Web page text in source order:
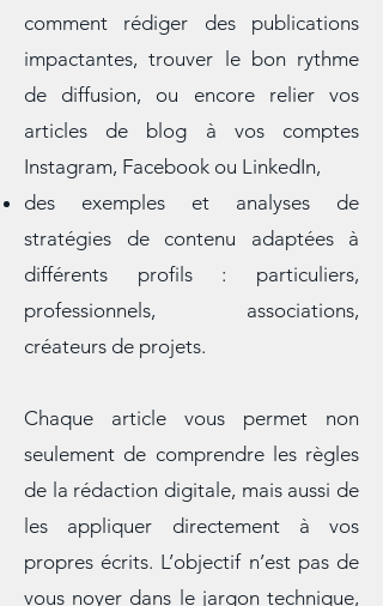
des appels à l’action efficaces,
des astuces pour les réseaux sociaux :
comment rédiger des publications
impactantes, trouver le bon rythme
de diffusion, ou encore relier vos
articles de blog à vos comptes
Instagram, Facebook ou LinkedIn,
des exemples et analyses de
stratégies de contenu adaptées à
différents profils : particuliers,
créateurs de projets.
Chaque article vous permet non
seulement de comprendre les règles
de la rédaction digitale, mais aussi de
les appliquer directement à vos